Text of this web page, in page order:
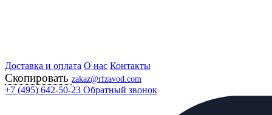
Доставка и оплата О нас Контакты
Скопировать zakaz@rfzavod.com
+7 (495) 642-50-23 Обратный звонок
Главная
Продукция
Регулирующая арматура
Регулирующие клапаны
КПСР 210 С МИМ РУЧНОЙ ДУБЛЕР БЕЛАРУСЬ